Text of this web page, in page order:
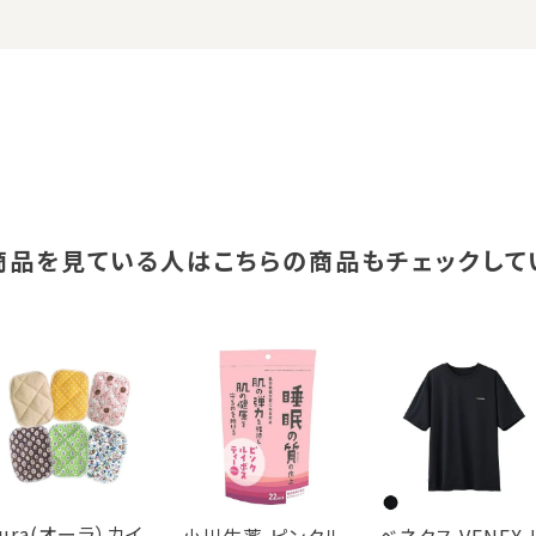
品を見ている人はこちらの商品もチェックし